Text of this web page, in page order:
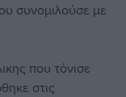
συνομιλούσε με
που τόνισε
στις